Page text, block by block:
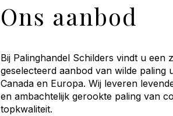
Ons aanbod
Bij Palinghandel Schilders vindt u een
geselecteerd aanbod van wilde paling
Canada en Europa. Wij leveren
en ambachtelijk gerookte paling van
topkwaliteit.